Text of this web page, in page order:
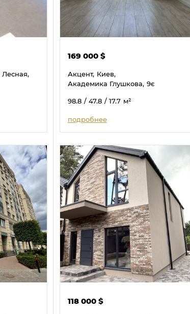
Лесная,
169 000 $
Акцент, Киев,
Академика Глушкова, 9є
98.8 / 47.8 / 17.7 м²
подробнее
118 000 $